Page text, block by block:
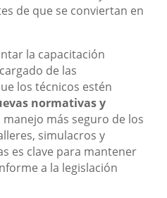
de que se conviertan en
la capacitación
de las
los técnicos estén
normativas y
más seguro de los
simulacros y
es clave para mantener
a la legislación